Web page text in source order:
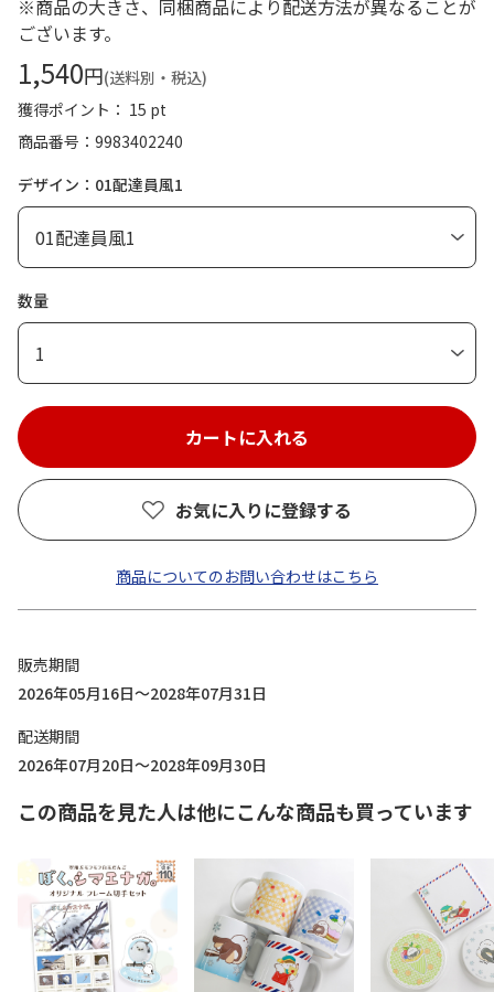
※商品の大きさ、同梱商品により配送方法が異なることが
ございます。
1,540円(送料別・税込)
獲得ポイント： 15 pt
商品番号
9983402240
デザイン：01配達員風1
数量
1
お気に入りに登録する
商品についてのお問い合わせはこちら
販売期間
2026年05月16日～2028年07月31日
配送期間
2026年07月20日～2028年09月30日
この商品を見た人は他にこんな商品も買っています